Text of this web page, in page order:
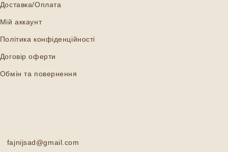
Доставка/Оплата
Мій аккаунт
Політика конфіденційності
Договір оферти
Обмін та повернення
fajnijsad@gmail.com